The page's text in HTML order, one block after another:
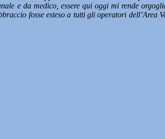
e da medico, essere qui oggi mi rende
fosse esteso a tutti gli operatori dell’Area